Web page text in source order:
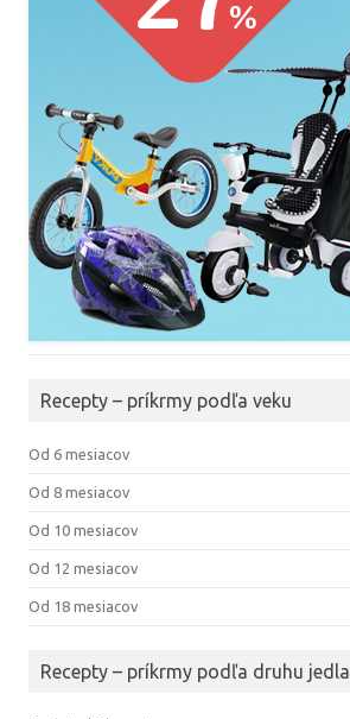
Recepty – príkrmy podľa veku
Od 6 mesiacov
Od 8 mesiacov
Od 10 mesiacov
Od 12 mesiacov
Od 18 mesiacov
Recepty – príkrmy podľa druhu jedla